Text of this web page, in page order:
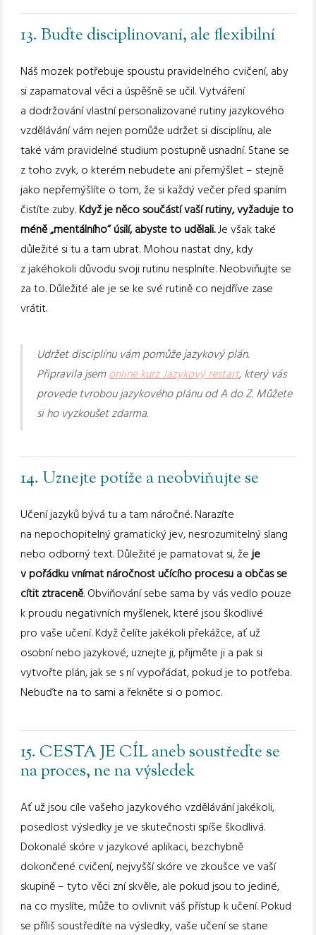
13. Buďte disciplinovaní, ale flexibilní
Náš mozek potřebuje spoustu pravidelného cvičení, aby
si zapamatoval věci a úspěšně se učil. Vytváření
a dodržování vlastní personalizované rutiny jazykového
vzdělávání vám nejen pomůže udržet si disciplínu, ale
také vám pravidelné studium postupně usnadní. Stane se
z toho zvyk, o kterém nebudete ani přemýšlet – stejně
jako nepřemýšlíte o tom, že si každý večer před spaním
čistíte zuby.Když je něco součástí vaší rutiny, vyžaduje to
méně „mentálního“ úsilí, abyste to udělali.Je však také
důležité si tu a tam ubrat. Mohou nastat dny, kdy
z jakéhokoli důvodu svoji rutinu nesplníte. Neobviňujte se
za to. Důležité ale je se ke své rutině co nejdříve zase
vrátit.
Udržet disciplínu vám pomůže jazykový plán.
Připravila jsemonline kurz Jazykový restart, který vás
provede tvrobou jazykového plánu od A do Z. Můžete
si ho vyzkoušet zdarma.
14. Uznejte potíže a neobviňujte se
Učení jazyků bývá tu a tam náročné. Narazíte
na nepochopitelný gramatický jev, nesrozumitelný slang
nebo odborný text. Důležité je pamatovat si, že je
v pořádku vnímat náročnost učícího procesu a občas se
cítit ztraceně. Obviňování sebe sama by vás vedlo pouze
k proudu negativních myšlenek, které jsou škodlivé
pro vaše učení. Když čelíte jakékoli překážce, ať už
osobní nebo jazykové, uznejte ji, přijměte ji a pak si
vytvořte plán, jak se s ní vypořádat, pokud je to potřeba.
Nebuďte na to sami a řekněte si o pomoc.
15. CESTA JE CÍL aneb soustřeďte se
na proces, ne na výsledek
Ať už jsou cíle vašeho jazykového vzdělávání jakékoli,
posedlost výsledky je ve skutečnosti spíše škodlivá.
Dokonalé skóre v jazykové aplikaci, bezchybně
dokončené cvičení, nejvyšší skóre ve zkoušce ve vaší
skupině – tyto věci zní skvěle, ale pokud jsou to jediné,
na co myslíte, může to ovlivnit váš přístup k učení. Pokud
se příliš soustředíte na výsledky, vaše učení se stane